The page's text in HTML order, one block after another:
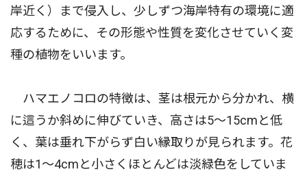
岸近く）まで侵入し、少しずつ海岸特有の環境に適
応するために、その形態や性質を変化させていく変
種の植物をいいます。
ハマエノコロの特徴は、茎は根元から分かれ、横
に這うか斜めに伸びていき、高さは5〜15cmと低
く、葉は垂れ下がらず白い縁取りが見られます。花
穂は1〜4cmと小さくほとんどは淡緑色をしていま